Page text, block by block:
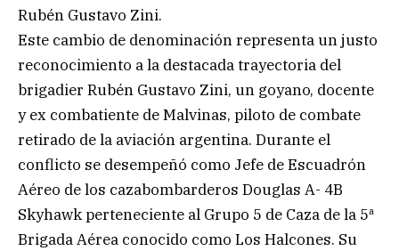
Rubén Gustavo Zini.
Este cambio de denominación representa un justo
reconocimiento a la destacada trayectoria del
brigadier Rubén Gustavo Zini, un goyano, docente
y ex combatiente de Malvinas, piloto de combate
retirado de la aviación argentina. Durante el
conflicto se desempeñó como Jefe de Escuadrón
Aéreo de los cazabombarderos Douglas A- 4B
Skyhawk perteneciente al Grupo 5 de Caza de la 5ª
Brigada Aérea conocido como Los Halcones. Su